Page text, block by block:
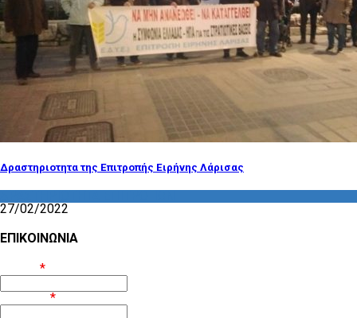
Δραστηριοτητα της Επιτροπής Ειρήνης Λάρισας
27/02/2022
ΕΠΙΚΟΙΝΩΝΙΑ
*
*